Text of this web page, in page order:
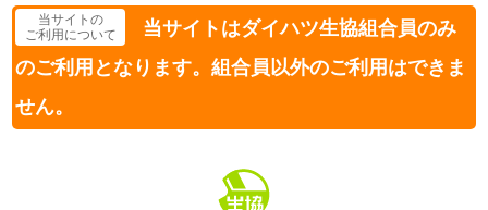
当サイトの
ご利用について
当サイトはダイハツ生協組合員のみ
のご利用となります。組合員以外のご利用はできま
せん。